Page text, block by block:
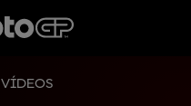
VÍDEOS